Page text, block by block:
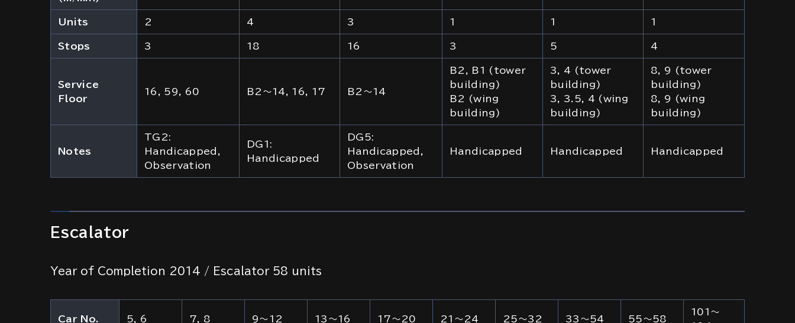
Units 2 4 3 1 1 1
Stops 3 18 16 3 5 4
Service
Floor
16, 59, 60 B2～14, 16, 17 B2～14
B2, B1 (tower
building)
B2 (wing
building)
3, 4 (tower
building)
3, 3.5, 4 (wing
building)
8, 9 (tower
building)
8, 9 (wing
building)
Notes
TG2:
Handicapped,
Observation
DG1:
Handicapped
DG5:
Handicapped,
Observation
Handicapped Handicapped Handicapped
Escalator
Year of Completion 2014 / Escalator 58 units
Car No. 5, 6 7, 8 9～12 13～16 17～20 21～24 25～32 33～54 55～58
101～